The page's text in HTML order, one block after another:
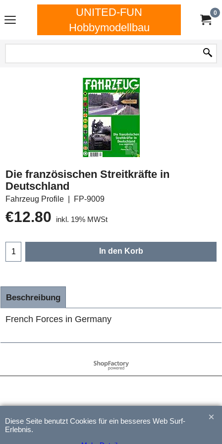
UNITED-FUN
Hobbymodellbau
0
Die französischen Streitkräfte in
Deutschland
Fahrzeug Profile FP-9009
€12.80 inkl. 19% MWSt
In den Korb
Beschreibung
French Forces in Germany
WebShop erstellt mit
ShopFactory Shop
Diese Seite benutzt Cookies für ein besseres Web Surf-
Erlebnis.